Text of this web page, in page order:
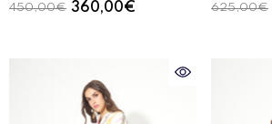
450,00€ 360,00€ 625,00€